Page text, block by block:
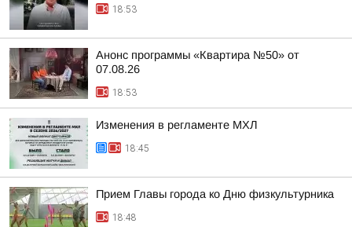
18:53
Анонс программы «Квартира №50» от
07.08.26
18:53
Изменения в регламенте МХЛ
18:45
Прием Главы города ко Дню физкультурника
18:48